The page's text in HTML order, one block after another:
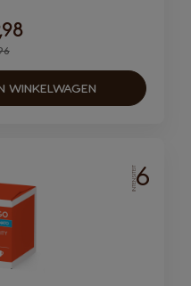
Price
WINKELWAGEN
INTENSITEIT6